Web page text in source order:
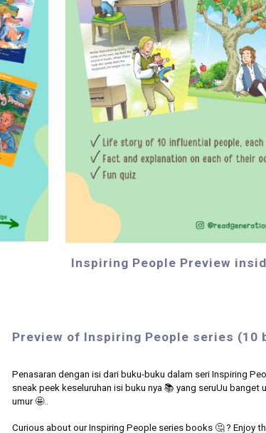
Inspiring People Preview
Preview of Inspiring People series (10
Penasaran dengan isi dari buku-buku dalam seri Inspiring
sneak peek keseluruhan isi buku nya 📚 yang seruUu banget
umur🤩..
Curious about ourInspiring People series books 🤔 ? Enjoy